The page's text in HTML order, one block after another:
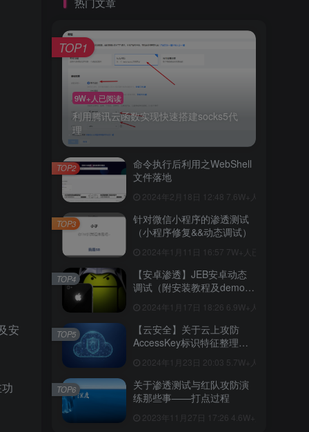
安
9W+人已阅读
利用腾讯云函数实现快速搭建socks5代
理
TOP1
命令执行后利用之WebShell
文件落地
2024年2月18日 12:48 7.6W+人已阅读
TOP2
针对微信小程序的渗透测试
（小程序修复&&动态调试）
2024年1月11日 16:57 7W+人已阅读
TOP3
【安卓渗透】JEB安卓动态
调试（附安装教程及demo演
2024年1月17日 18:26 6.9W+人已阅读
TOP4
【云安全】关于云上攻防
AccessKey标识特征整理
2024年1月23日 20:03 5.7W+人已阅读
TOP5
关于渗透测试与红队攻防演
练那些事——打点过程
2023年11月27日 17:26 4.6W+人已阅读
TOP6